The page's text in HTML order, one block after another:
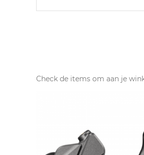
Check de items om aan je